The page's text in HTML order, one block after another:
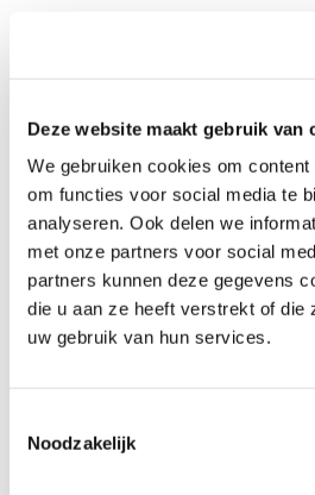
Deze website maakt gebruik van
We gebruiken cookies om
om functies voor social media te
analyseren. Ook delen we
met onze partners voor social
partners kunnen deze gegevens
die u aan ze heeft verstrekt of die
uw gebruik van hun services.
Noodzakelijk
Baljetgroep B.V.
De Huchtstraat 19
1327 EB Almere
info@baljetgroep.nl
Deze pagina is 510 keer bezocht.
Ben je zo geholpen?